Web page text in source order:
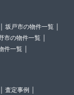
坂戸市の物件一覧
市の物件一覧
件一覧
査定事例